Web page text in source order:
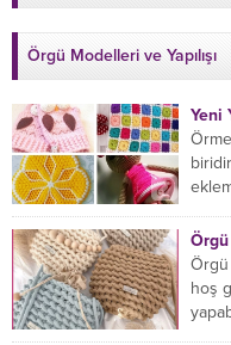
Örgü Modelleri ve Yapılışı
Yeni
Örgü
hoş